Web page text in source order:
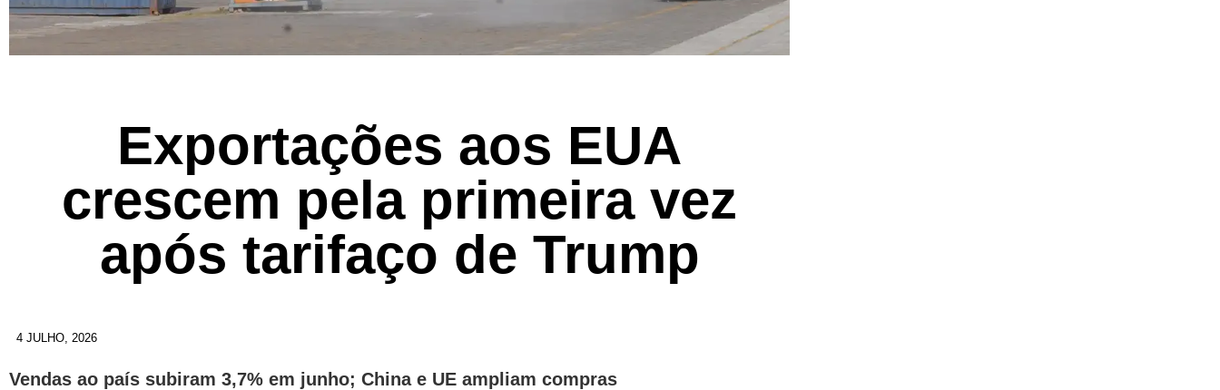
Exportações aos EUA
crescem pela primeira vez
após tarifaço de Trump
4 JULHO, 2026
Vendas ao país subiram 3,7% em junho; China e UE ampliam compras